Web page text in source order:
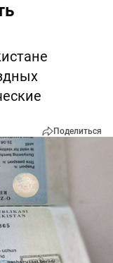
Поделиться